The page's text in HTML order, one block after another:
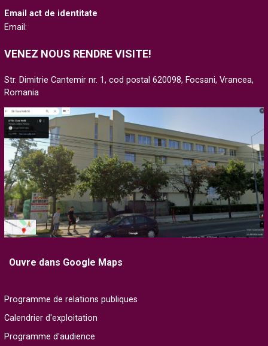
Email act de identitate
Email:
VENEZ NOUS RENDRE VISITE!
Str. Dimitrie Cantemir nr. 1, cod postal 620098, Focsani, Vrancea,
Romania
Ouvre dans Google Maps
Programme de relations publiques
Calendrier d'exploitation
Programme d'audience